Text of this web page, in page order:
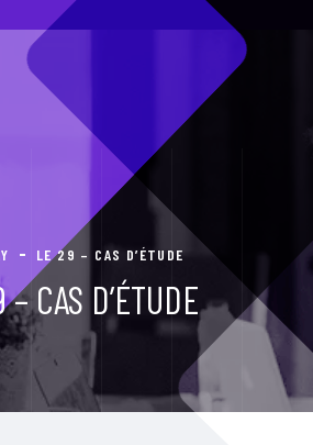
LE 29 – CAS D’ÉTUDE
CAS D’ÉTUDE